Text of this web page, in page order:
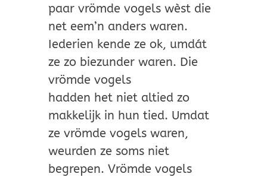
paar vrömde vogels wèst die
net eem’n anders waren.
Iederien kende ze ok, umdát
ze zo biezunder waren. Die
vrömde vogels
hadden het niet altied zo
makkelijk in hun tied. Umdat
ze vrömde vogels waren,
weurden ze soms niet
begrepen. Vrömde vogels